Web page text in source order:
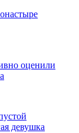
оценили
девушка